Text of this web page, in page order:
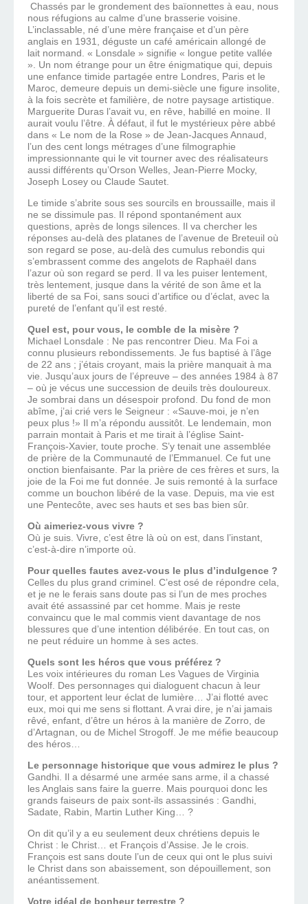
Chassés par le grondement des baïonnettes à eau, nous
nous réfugions au calme d’une brasserie voisine.
L’inclassable, né d’une mère française et d’un père
anglais en 1931, déguste un café américain allongé de
lait normand. « Lonsdale » signifie « longue petite vallée
». Un nom étrange pour un être énigmatique qui, depuis
une enfance timide partagée entre Londres, Paris et le
Maroc, demeure depuis un demi-siècle une figure insolite,
à la fois secrète et familière, de notre paysage artistique.
Marguerite Duras l’avait vu, en rêve, habillé en moine. Il
aurait voulu l’être. À défaut, il fut le mystérieux père abbé
dans « Le nom de la Rose » de Jean-Jacques Annaud,
l’un des cent longs métrages d’une filmographie
impressionnante qui le vit tourner avec des réalisateurs
aussi différents qu’Orson Welles, Jean-Pierre Mocky,
Joseph Losey ou Claude Sautet.
Le timide s’abrite sous ses sourcils en broussaille, mais il
ne se dissimule pas. Il répond spontanément aux
questions, après de longs silences. Il va chercher les
réponses au-delà des platanes de l’avenue de Breteuil où
son regard se pose, au-delà des cumulus rebondis qui
s’embrassent comme des angelots de Raphaël dans
l’azur où son regard se perd. Il va les puiser lentement,
très lentement, jusque dans la vérité de son âme et la
liberté de sa Foi, sans souci d’artifice ou d’éclat, avec la
pureté de l’enfant qu’il est resté.
Quel est, pour vous, le comble de la misère ?
Michael Lonsdale : Ne pas rencontrer Dieu. Ma Foi a
connu plusieurs rebondissements. Je fus baptisé à l’âge
de 22 ans ; j’étais croyant, mais la prière manquait à ma
vie. Jusqu’aux jours de l’épreuve – des années 1984 à 87
– où je vécus une succession de deuils très douloureux.
Je sombrai dans un désespoir profond. Du fond de mon
abîme, j’ai crié vers le Seigneur : «Sauve-moi, je n’en
peux plus !» Il m’a répondu aussitôt. Le lendemain, mon
parrain montait à Paris et me tirait à l’église Saint-
François-Xavier, toute proche. S’y tenait une assemblée
de prière de la Communauté de l’Emmanuel. Ce fut une
onction bienfaisante. Par la prière de ces frères et surs, la
joie de la Foi me fut donnée. Je suis remonté à la surface
comme un bouchon libéré de la vase. Depuis, ma vie est
une Pentecôte, avec ses hauts et ses bas bien sûr.
Où aimeriez-vous vivre ?
Où je suis. Vivre, c’est être là où on est, dans l’instant,
c’est-à-dire n’importe où.
Pour quelles fautes avez-vous le plus d’indulgence ?
Celles du plus grand criminel. C’est osé de répondre cela,
et je ne le ferais sans doute pas si l’un de mes proches
avait été assassiné par cet homme. Mais je reste
convaincu que le mal commis vient davantage de nos
blessures que d’une intention délibérée. En tout cas, on
ne peut réduire un homme à ses actes.
Quels sont les héros que vous préférez ?
Les voix intérieures du roman Les Vagues de Virginia
Woolf. Des personnages qui dialoguent chacun à leur
tour, et apportent leur éclat de lumière… J’ai flotté avec
eux, moi qui me sens si flottant. A vrai dire, je n’ai jamais
rêvé, enfant, d’être un héros à la manière de Zorro, de
d’Artagnan, ou de Michel Strogoff. Je me méfie beaucoup
des héros…
Le personnage historique que vous admirez le plus ?
Gandhi. Il a désarmé une armée sans arme, il a chassé
les Anglais sans faire la guerre. Mais pourquoi donc les
grands faiseurs de paix sont-ils assassinés : Gandhi,
Sadate, Rabin, Martin Luther King… ?
On dit qu’il y a eu seulement deux chrétiens depuis le
Christ : le Christ… et François d’Assise. Je le crois.
François est sans doute l’un de ceux qui ont le plus suivi
le Christ dans son abaissement, son dépouillement, son
anéantissement.
Votre idéal de bonheur terrestre ?